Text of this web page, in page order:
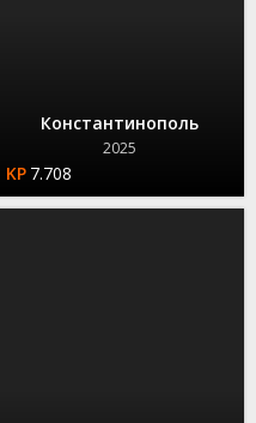
Константинополь
2025
7.708